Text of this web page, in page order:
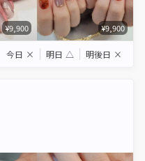
¥9,900 ¥9,900
今日 × 明日 △ 明後日 ×